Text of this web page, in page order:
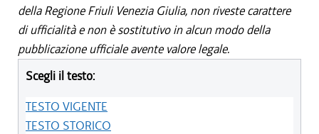
della Regione Friuli Venezia Giulia, non riveste carattere
di ufficialità e non è sostitutivo in alcun modo della
pubblicazione ufficiale avente valore legale.
Scegli il testo:
TESTO VIGENTE
TESTO STORICO